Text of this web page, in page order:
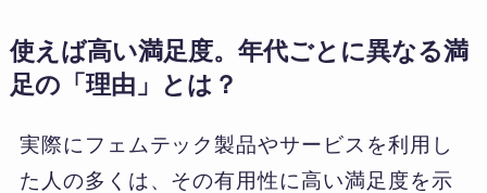
使えば高い満足度。年代ごとに異なる満
足の「理由」とは？
実際にフェムテック製品やサービスを利用し
た人の多くは、その有用性に高い満足度を示